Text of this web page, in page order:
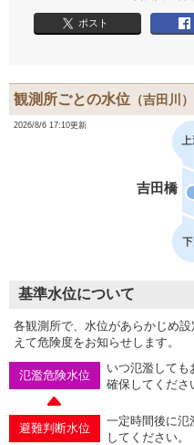
ポスト
観測所ごとの水位 （吉田川）
2026/8/6 17:10更新
吉田橋
基準水位について
各観測所で、水位があらかじめ
えて危険度をお知らせします。
氾濫危険水位
いつ氾濫しても
確保してくださ
避難判断水位
一定時間後に氾
してください。